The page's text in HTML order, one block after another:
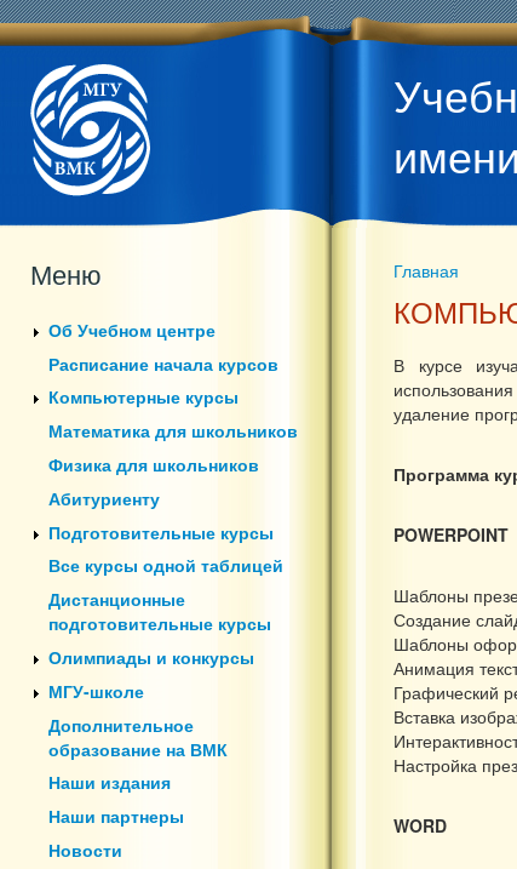
Меню
Об Учебном центре
Расписание начала курсов
Компьютерные курсы
Математика для школьников
Физика для школьников
Абитуриенту
Подготовительные курсы
Все курсы одной таблицей
Дистанционные
подготовительные курсы
Олимпиады и конкурсы
МГУ-школе
Дополнительное
образование на ВМК
Наши издания
Наши партнеры
Новости
Вы здесь
Главная
В курсе
удаление
Программа
POWERPOINT
Шаблоны
Создание
Шаблоны
Анимация
Графический
Вставка
Настройка
WORD